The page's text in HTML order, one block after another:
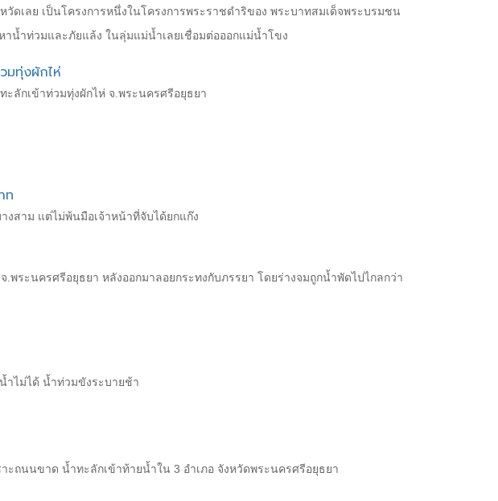
ดเลย เป็นโครงการหนึ่งในโครงการพระราชดำริของ พระบาทสมเด็จพระบรมชน
น้ำท่วมและภัยแล้ง ในลุ่มแม่น้ำเลยเชื่อมต่อออกแม่น้ำโขง
มทุ่งผักไห่
ลักเข้าท่วมทุ่งผักไห่ จ.พระนครศรีอยุธยา
ท
สาม แต่ไม่พ้นมือเจ้าหน้าที่จับได้ยกแก๊ง
ระนครศรีอยุธยา หลังออกมาลอยกระทงกับภรรยา โดยร่างจมถูกน้ำพัดไปไกลกว่า
ำไม่ได้ น้ำท่วมขังระบายช้า
ถนนขาด น้ำทะลักเข้าท้ายน้ำใน 3 อำเภอ จังหวัดพระนครศรีอยุธยา